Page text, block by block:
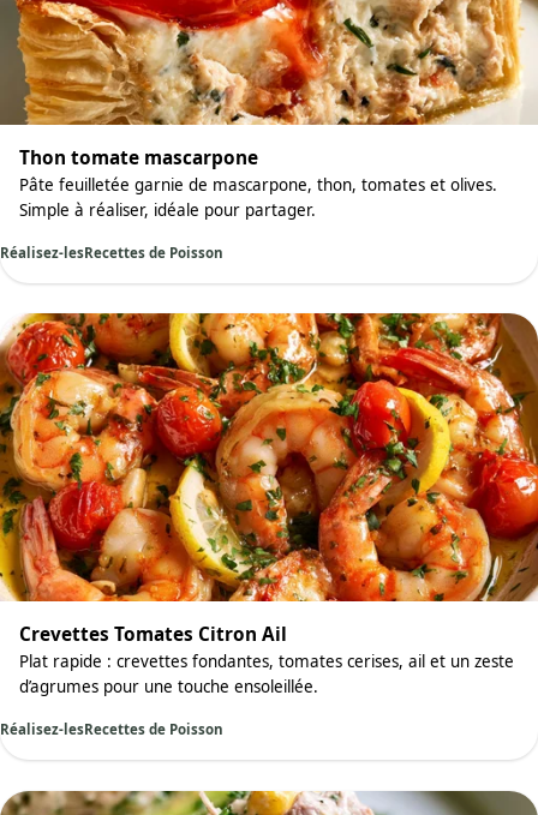
Thon tomate mascarpone
Pâte feuilletée garnie de mascarpone, thon, tomates et olives.
Simple à réaliser, idéale pour partager.
Réalisez-lesRecettes de Poisson
Crevettes Tomates Citron Ail
Plat rapide : crevettes fondantes, tomates cerises, ail et un zeste
d’agrumes pour une touche ensoleillée.
Réalisez-lesRecettes de Poisson